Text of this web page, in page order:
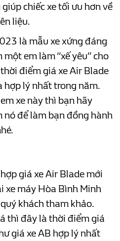
chiếc xe tối ưu hơn về
liệu.
là mẫu xe xứng đáng
em làm “xế yêu” cho
điểm giá xe Air Blade
lý nhất trong năm.
xe này thì bạn hãy
nó để làm bạn đồng hành
giá xe Air Blade mới
xe máy Hòa Bình Minh
khách tham khảo.
thì đây là thời điểm giá
giá xe AB hợp lý nhất